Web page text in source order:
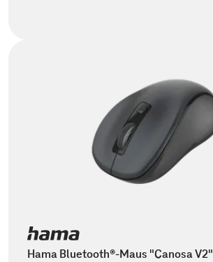
Hama Bluetooth®-Maus "Canosa V2"